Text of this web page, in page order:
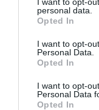
disclose it to other
Please note that
services and may
not limited to your
grant or deny
consent section.
personal data.
Opted In
I want to opt-
Personal Data.
Opted In
I want to opt-
Personal Data
Opted In
“A tavola con
Giusina Battaglia
“Giusina in
“In cucina con
“Camper”: